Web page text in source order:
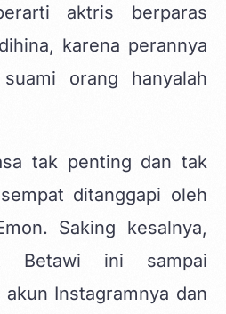
aktris berparas
karena perannya
orang hanyalah
tak penting dan tak
ditanggapi oleh
Saking kesalnya,
Betawi ini sampai
Instagramnya dan